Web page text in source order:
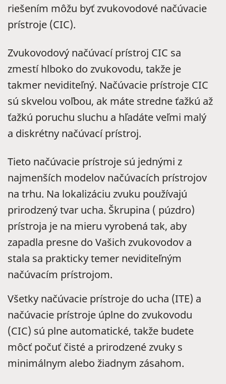
riešením môžu byť zvukovodové načúvacie
prístroje (CIC).
Zvukovodový načúvací prístroj CIC sa
zmestí hlboko do zvukovodu, takže je
takmer neviditeľný. Načúvacie prístroje CIC
sú skvelou voľbou, ak máte stredne ťažkú až
ťažkú poruchu sluchu a hľadáte veľmi malý
a diskrétny načúvací prístroj.
Tieto načúvacie prístroje sú jednými z
najmenších modelov načúvacích prístrojov
na trhu. Na lokalizáciu zvuku používajú
prirodzený tvar ucha. Škrupina ( púzdro)
prístroja je na mieru vyrobená tak, aby
zapadla presne do Vašich zvukovodov a
stala sa prakticky temer neviditeľným
načúvacím prístrojom.
Všetky načúvacie prístroje do ucha (ITE) a
načúvacie prístroje úplne do zvukovodu
(CIC) sú plne automatické, takže budete
môcť počuť čisté a prirodzené zvuky s
minimálnym alebo žiadnym zásahom.